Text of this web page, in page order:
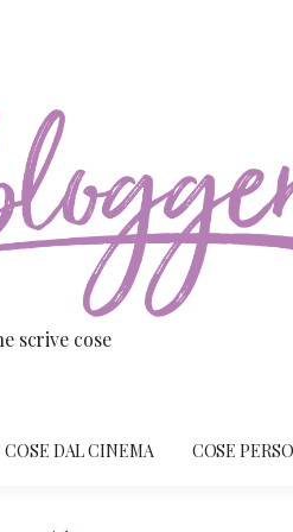
scrive cose
COSE DAL CINEMA COSE